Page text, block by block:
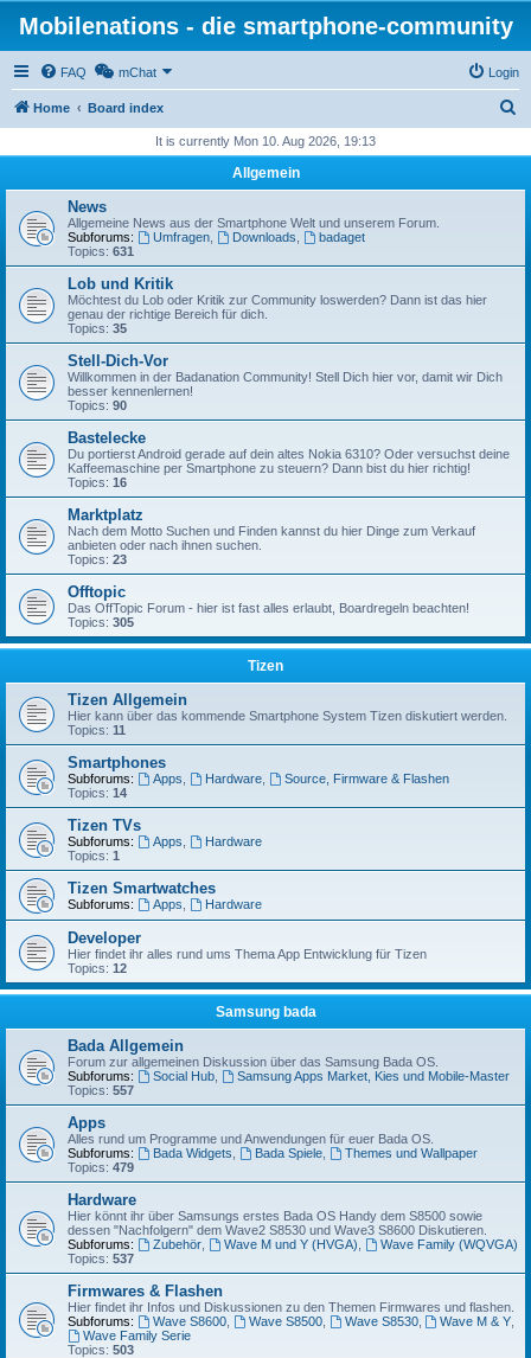
Mobilenations - die smartphone-community
FAQ mChat Login
Home Board index
r
It is currently Mon 10. Aug 2026, 19:13
Allgemein
News
Allgemeine News aus der Smartphone Welt und unserem Forum.
Subforums:
Umfragen, Downloads
badaget
Topics: 631
Lob und Kritik
Möchtest du Lob oder Kritik zur Community loswerden? Dann ist das hier
genau der richtige Bereich für dich.
Topics: 35
Stell-Dich-Vor
Willkommen in der Badanation Community! Stell Dich hier vor, damit wir Dich
besser kennenlernen!
Topics: 90
Bastelecke
Du portierst Android gerade auf dein altes Nokia 6310? Oder versuchst deine
Kaffeemaschine per Smartphone zu steuern? Dann bist du hier richtig!
Topics: 16
Marktplatz
Nach dem Motto Suchen und Finden kannst du hier Dinge zum Verkauf
anbieten oder nach ihnen suchen.
Topics: 23
Offtopic
Das OffTopic Forum - hier ist fast alles erlaubt, Boardregeln beachten!
Topics: 305
Tizen
Tizen Allgemein
Hier kann über das kommende Smartphone System Tizen diskutiert werden.
Topics: 11
Smartphones
Subforums: Apps Hardware,
Source, Firmware & Flashen
Topics: 14
Tizen TVs
Subforums: Apps
Hardware
Topics: 1
Tizen Smartwatches
Subforums: Apps Hardware
Developer
Hier findet ihr alles rund ums Thema App Entwicklung für Tizen
Topics: 12
Samsung bada
Bada Allgemein
Forum zur allgemeinen Diskussion über das Samsung Bada OS.
Subforums:
Social Hub,
Samsung Apps Market, Kies und Mobile-Master
Topics: 557
Apps
Alles rund um Programme und Anwendungen für euer Bada OS.
Subforums:
Bada Widgets Bada Spiele,
Themes und Wallpaper
Topics: 479
Hardware
Hier könnt ihr über Samsungs erstes Bada OS Handy dem S8500 sowie
dessen "Nachfolgern" dem Wave2 S8530 und Wave3 S8600 Diskutieren.
Subforums:
Zubehör, Wave M und Y (HVGA)
Wave Family (WQVGA)
Topics: 537
Firmwares & Flashen
Hier findet ihr Infos und Diskussionen zu den Themen Firmwares und flashen.
Subforums:
Wave S8600, Wave S8500, Wave S8530, Wave M & Y
Wave Family Serie
Topics: 503